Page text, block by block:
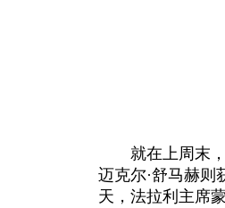
就在上周末，
迈克尔·舒马赫则
天，法拉利主席